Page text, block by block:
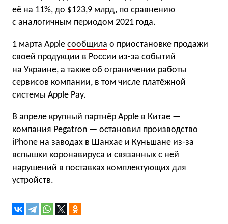
её на 11%, до $123,9 млрд, по сравнению
с аналогичным периодом 2021 года.
1 марта Apple сообщила о приостановке продажи
своей продукции в России из-за событий
на Украине, а также об ограничении работы
сервисов компании, в том числе платёжной
системы Apple Pay.
В апреле крупный партнёр Apple в Китае —
компания Pegatron — остановил производство
iPhone на заводах в Шанхае и Куньшане из-за
вспышки коронавируса и связанных с ней
нарушений в поставках комплектующих для
устройств.